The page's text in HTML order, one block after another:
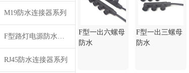
M19防水连接器系列
F型路灯电源防水插头系列
RJ45防水连接器系列
F型一出六螺母
防水
F型一出三螺母
防水